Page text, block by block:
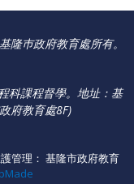
隆巿政府教育處所有。
科課程督學。 地址：基
府教育處8F)
管理： 基隆市政府教育